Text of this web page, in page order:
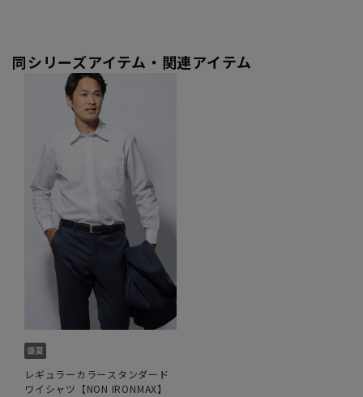
同シリーズアイテム・関連アイテム
レギュラーカラースタンダード
ワイシャツ【NON IRONMAX】